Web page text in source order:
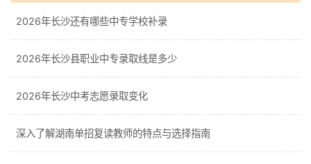
2026年长沙还有哪些中专学校补录
2026年长沙县职业中专录取线是多少
2026年长沙中考志愿录取变化
深入了解湖南单招复读教师的特点与选择指南